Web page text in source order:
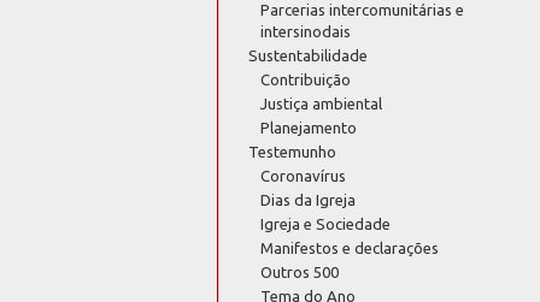
Parcerias intercomunitárias e
intersinodais
Sustentabilidade
Contribuição
Justiça ambiental
Planejamento
Testemunho
Coronavírus
Dias da Igreja
Igreja e Sociedade
Manifestos e declarações
Outros 500
Tema do Ano